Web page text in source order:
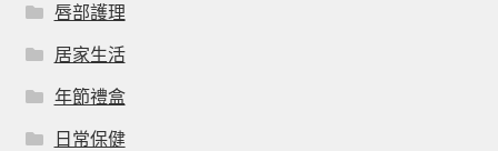
唇部護理
居家生活
年節禮盒
日常保健